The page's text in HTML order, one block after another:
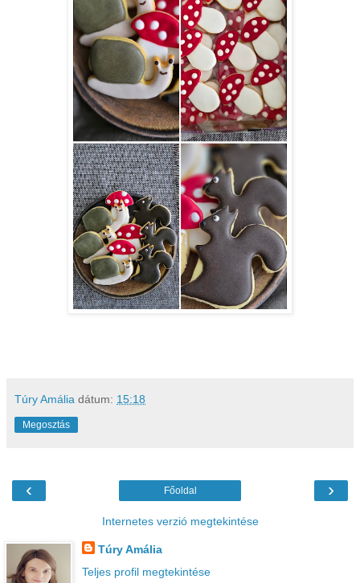
Túry Amália dátum: 15:18
Megosztás
‹ ›
Főoldal
Internetes verzió megtekintése
Túry Amália
Teljes profil megtekintése